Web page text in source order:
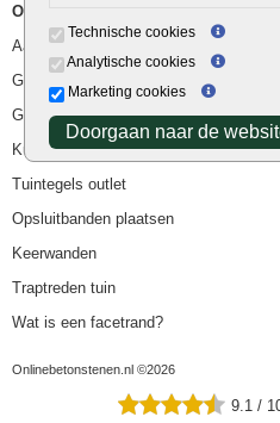
Technische cookies
Analytische cookies
Marketing cookies
Doorgaan naar de
Overig
Aanbiedingen
Goedkope bestrating
Goedkope tuintegels
Kunstgras
Tuintegels outlet
Opsluitbanden plaatsen
Keerwanden
Traptreden tuin
Wat is een facetrand?
Onlinebetonstenen.nl ©2026
9.1 /